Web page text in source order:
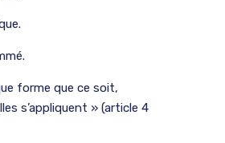
forme que ce soit,
s’appliquent » (article 4